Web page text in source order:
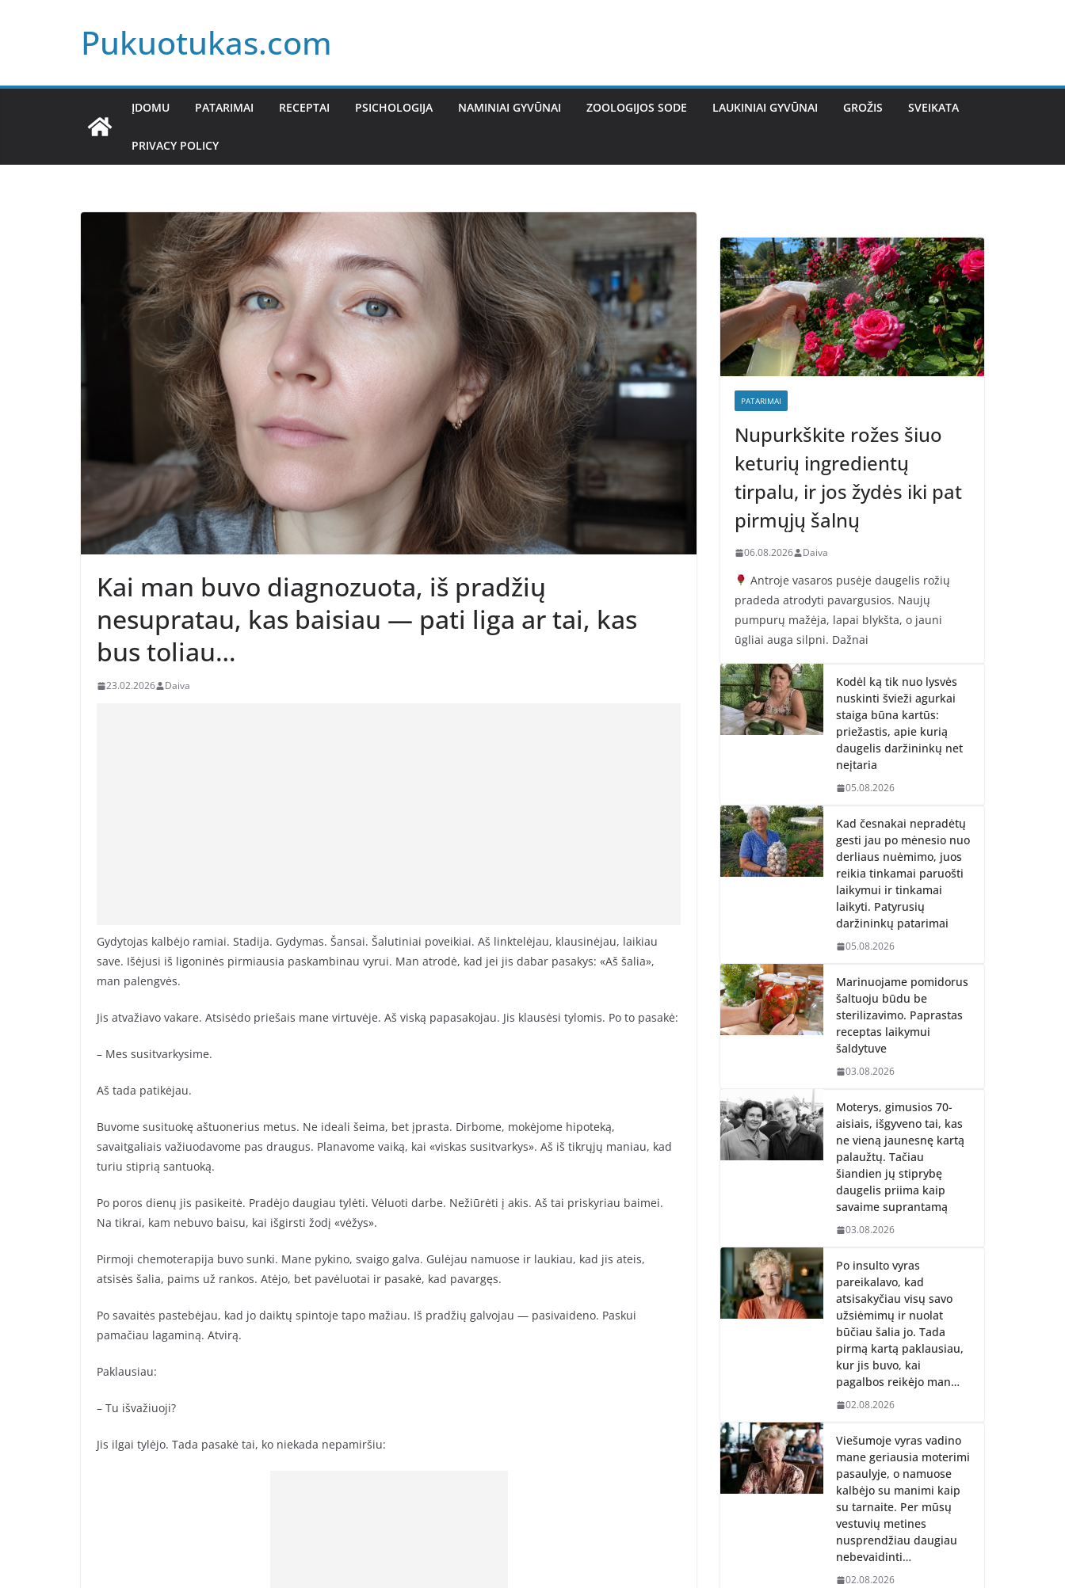
Pukuotukas.com
ĮDOMU PATARIMAI RECEPTAI PSICHOLOGIJA NAMINIAI GYVŪNAI ZOOLOGIJOS SODE LAUKINIAI GYVŪNAI GROŽIS SVEIKATA
PRIVACY POLICY
Kai man buvo diagnozuota, iš pradžių
nesupratau, kas baisiau — pati liga ar tai, kas
bus toliau…
23.02.2026 Daiva
Gydytojas kalbėjo ramiai. Stadija. Gydymas. Šansai. Šalutiniai poveikiai. Aš linktelėjau, klausinėjau, laikiau
save. Išėjusi iš ligoninės pirmiausia paskambinau vyrui. Man atrodė, kad jei jis dabar pasakys: «Aš šalia»,
man palengvės.
Jis atvažiavo vakare. Atsisėdo priešais mane virtuvėje. Aš viską papasakojau. Jis klausėsi tylomis. Po to pasakė:
– Mes susitvarkysime.
Aš tada patikėjau.
Buvome susituokę aštuonerius metus. Ne ideali šeima, bet įprasta. Dirbome, mokėjome hipoteką,
savaitgaliais važiuodavome pas draugus. Planavome vaiką, kai «viskas susitvarkys». Aš iš tikrųjų maniau, kad
turiu stiprią santuoką.
Po poros dienų jis pasikeitė. Pradėjo daugiau tylėti. Vėluoti darbe. Nežiūrėti į akis. Aš tai priskyriau baimei.
Na tikrai, kam nebuvo baisu, kai išgirsti žodį «vėžys».
Pirmoji chemoterapija buvo sunki. Mane pykino, svaigo galva. Gulėjau namuose ir laukiau, kad jis ateis,
atsisės šalia, paims už rankos. Atėjo, bet pavėluotai ir pasakė, kad pavargęs.
Po savaitės pastebėjau, kad jo daiktų spintoje tapo mažiau. Iš pradžių galvojau — pasivaideno. Paskui
pamačiau lagaminą. Atvirą.
Paklausiau:
– Tu išvažiuoji?
Jis ilgai tylėjo. Tada pasakė tai, ko niekada nepamiršiu:
PATARIMAI
Nupurkškite rožes šiuo
keturių ingredientų
tirpalu, ir jos žydės iki pat
pirmųjų šalnų
06.08.2026 Daiva
Antroje vasaros pusėje daugelis rožių
pradeda atrodyti pavargusios. Naujų
pumpurų mažėja, lapai blykšta, o jauni
ūgliai auga silpni. Dažnai
Kodėl ką tik nuo lysvės
nuskinti švieži agurkai
staiga būna kartūs:
priežastis, apie kurią
daugelis daržininkų net
neįtaria
05.08.2026
Kad česnakai nepradėtų
gesti jau po mėnesio nuo
derliaus nuėmimo, juos
reikia tinkamai paruošti
laikymui ir tinkamai
laikyti. Patyrusių
daržininkų patarimai
05.08.2026
Marinuojame pomidorus
šaltuoju būdu be
sterilizavimo. Paprastas
receptas laikymui
šaldytuve
03.08.2026
Moterys, gimusios 70-
aisiais, išgyveno tai, kas
ne vieną jaunesnę kartą
palaužtų. Tačiau
šiandien jų stiprybę
daugelis priima kaip
savaime suprantamą
03.08.2026
Po insulto vyras
pareikalavo, kad
atsisakyčiau visų savo
užsiėmimų ir nuolat
būčiau šalia jo. Tada
pirmą kartą paklausiau,
kur jis buvo, kai
pagalbos reikėjo man…
02.08.2026
Viešumoje vyras vadino
mane geriausia moterimi
pasaulyje, o namuose
kalbėjo su manimi kaip
su tarnaite. Per mūsų
vestuvių metines
nusprendžiau daugiau
nebevaidinti…
02.08.2026